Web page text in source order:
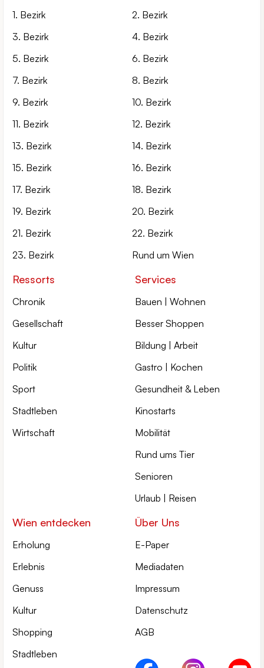
1. Bezirk
2. Bezirk
3. Bezirk
4. Bezirk
5. Bezirk
6. Bezirk
7. Bezirk
8. Bezirk
9. Bezirk
10. Bezirk
11. Bezirk
12. Bezirk
13. Bezirk
14. Bezirk
15. Bezirk
16. Bezirk
17. Bezirk
18. Bezirk
19. Bezirk
20. Bezirk
21. Bezirk
22. Bezirk
23. Bezirk
Rund um Wien
Ressorts
Chronik
Gesellschaft
Kultur
Politik
Sport
Stadtleben
Wirtschaft
Services
Bauen | Wohnen
Besser Shoppen
Bildung | Arbeit
Gastro | Kochen
Gesundheit & Leben
Kinostarts
Mobilität
Rund ums Tier
Senioren
Urlaub | Reisen
Wien entdecken
Erholung
Erlebnis
Genuss
Kultur
Shopping
Stadtleben
Über Uns
E-Paper
Mediadaten
Impressum
Datenschutz
AGB